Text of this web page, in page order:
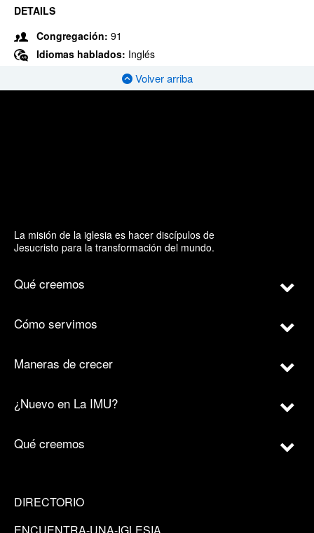
DETAILS
Congregación: 91
Idiomas hablados: Inglés
Volver arriba
La misión de la iglesia es hacer discípulos de
Jesucristo para la transformación del mundo.
Qué creemos
Cómo servimos
Maneras de crecer
¿Nuevo en La IMU?
Qué creemos
DIRECTORIO
ENCUENTRA-UNA-IGLESIA